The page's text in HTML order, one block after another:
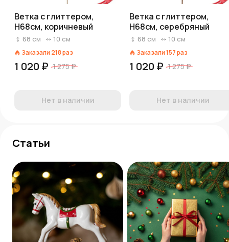
Ветка с глиттером,
H68см, коричневый
68 см 10 см
Заказали 218раз
1 020 ₽ 1 275 ₽
Нет в наличии
Ветка с глиттером,
H68см, серебряный
68 см 10 см
Заказали157раз
1 020 ₽ 1 275 ₽
Нет в наличии
Статьи